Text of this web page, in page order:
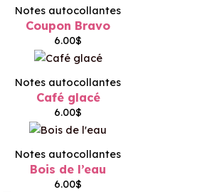
Notes autocollantes
Coupon Bravo
6.00$
Notes autocollantes
Café glacé
6.00$
Notes autocollantes
Bois de l’eau
6.00$